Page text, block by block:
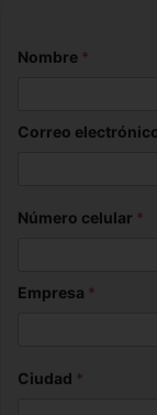
Nombre *
Correo
Número celular *
Empresa *
Ciudad *